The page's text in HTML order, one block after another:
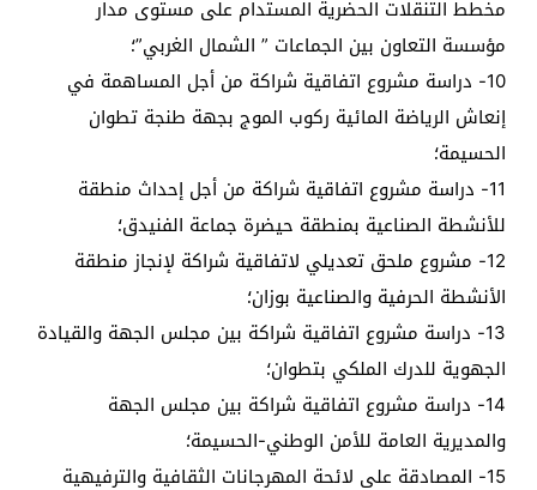
مخطط التنقلات الحضرية المستدام على مستوى مدار
مؤسسة التعاون بين الجماعات ” الشمال الغربي”؛
10- دراسة مشروع اتفاقية شراكة من أجل المساهمة في
إنعاش الرياضة المائية ركوب الموج بجهة طنجة تطوان
الحسيمة؛
11- دراسة مشروع اتفاقية شراكة من أجل إحداث منطقة
للأنشطة الصناعية بمنطقة حيضرة جماعة الفنيدق؛
12- مشروع ملحق تعديلي لاتفاقية شراكة لإنجاز منطقة
الأنشطة الحرفية والصناعية بوزان؛
13- دراسة مشروع اتفاقية شراكة بين مجلس الجهة والقيادة
الجهوية للدرك الملكي بتطوان؛
14- دراسة مشروع اتفاقية شراكة بين مجلس الجهة
والمديرية العامة للأمن الوطني-الحسيمة؛
15- المصادقة على لائحة المهرجانات الثقافية والترفيهية